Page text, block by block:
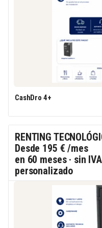
CashDro 4+
RENTING
Desde 195 € /mes
en 60 meses · sin
personalizado